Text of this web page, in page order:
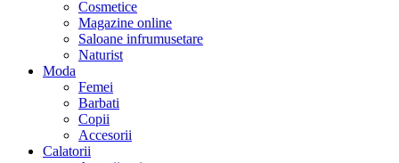
Cosmetice
Magazine online
Saloane infrumusetare
Naturist
Moda
Femei
Barbati
Copii
Accesorii
Calatorii